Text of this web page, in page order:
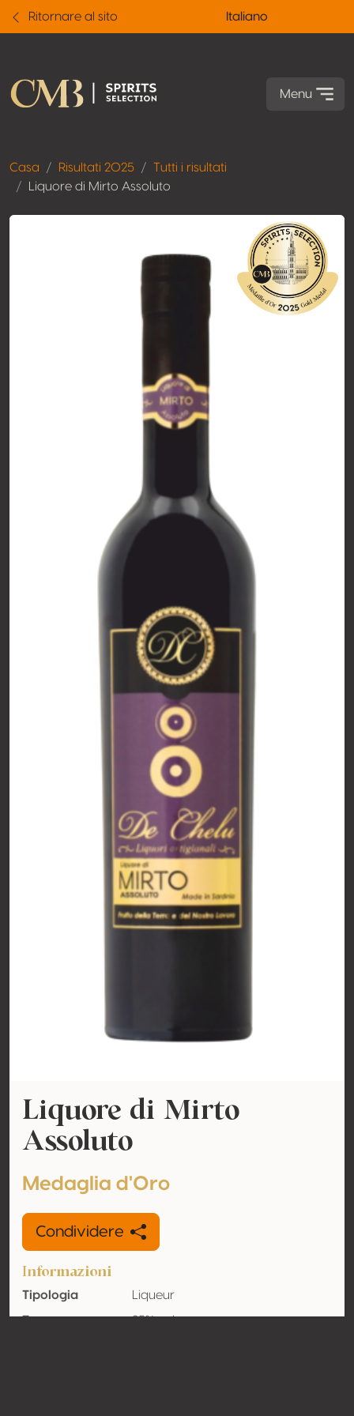
Ritornare al sito Italiano
Menu
Casa Risultati 2025
Tutti i risultati
Liquore di Mirto Assoluto
Liquore di Mirto
Assoluto
Medaglia d'Oro
Condividere
Informazioni
Tipologia
Liqueur
Tenore
25% vol